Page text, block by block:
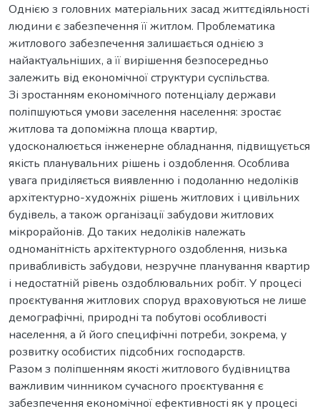
Однією з головних матеріальних засад життєдіяльності
людини є забезпечення її житлом. Проблематика
житлового забезпечення залишається однією з
найактуальніших, а її вирішення безпосередньо
залежить від економічної структури суспільства.
Зі зростанням економічного потенціалу держави
поліпшуються умови заселення населення: зростає
житлова та допоміжна площа квартир,
удосконалюється інженерне обладнання, підвищується
якість планувальних рішень і оздоблення. Особлива
увага приділяється виявленню і подоланню недоліків
архітектурно-художніх рішень житлових і цивільних
будівель, а також організації забудови житлових
мікрорайонів. До таких недоліків належать
одноманітність архітектурного оздоблення, низька
привабливість забудови, незручне планування квартир
і недостатній рівень оздоблювальних робіт. У процесі
проєктування житлових споруд враховуються не лише
демографічні, природні та побутові особливості
населення, а й його специфічні потреби, зокрема, у
розвитку особистих підсобних господарств.
Разом з поліпшенням якості житлового будівництва
важливим чинником сучасного проєктування є
забезпечення економічної ефективності як у процесі